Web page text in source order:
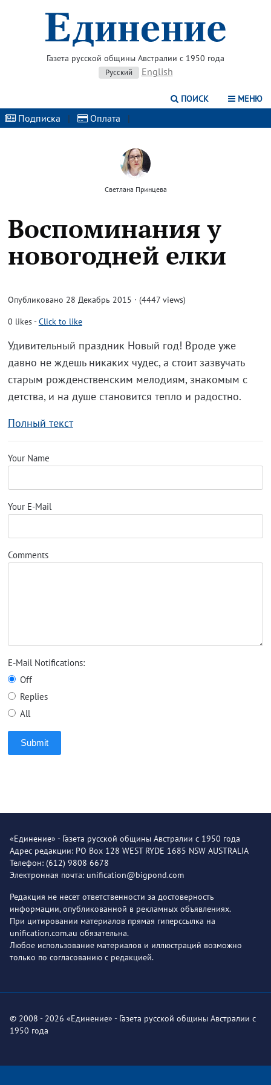
Газета русской общины Австралии с 1950 года
Русский English
ПОИСК МЕНЮ
Подписка | Оплата |
Светлана Принцева
Воспоминания у
новогодней елки
Опубликовано 28 Декабрь 2015 · (4447 views)
0 likes-Click to like
Удивительный праздник Новый год! Вроде уже
давно не ждешь никаких чудес, а стоит зазвучать
старым рожденственским мелодиям, знакомым с
детства, и на душе становится тепло и радостно.
Полный текст
Your Name
Your E-Mail
Comments
E-Mail Notifications:
Off
Replies
All
Submit
«Единение» - Газета русской общины Австралии с 1950 года
Адрес редакции: PO Box 128 WEST RYDE 1685 NSW AUSTRALIA
Телефон: (612) 9808 6678
Электронная почта: unification@bigpond.com
Редакция не несет ответственности за достоверность
информации, опубликованной в рекламных объявлениях.
При цитировании материалов прямая гиперссылка на
unification.com.au обязательна.
Любое использование материалов и иллюстраций возможно
только по согласованию с редакцией.
© 2008 - 2026 «Единение» - Газета русской общины Австралии с
1950 года